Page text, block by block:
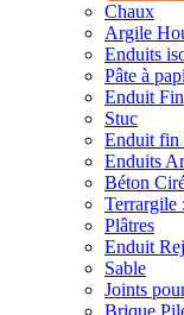
Chaux
Argile
Enduits
Pâte à
Enduit
Stuc
Enduit fin
Enduits
Béton
Terrargile
Plâtres
Enduit
Sable
Joints
Brique